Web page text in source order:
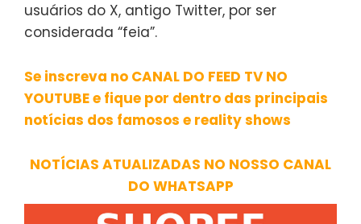
usuários do X, antigo Twitter, por ser
considerada “feia”.
Se inscreva no CANAL DO FEED TV NO
YOUTUBE e fique por dentro das principais
notícias dos famosos e reality shows
NOTÍCIAS ATUALIZADAS NO NOSSO CANAL
DO WHATSAPP